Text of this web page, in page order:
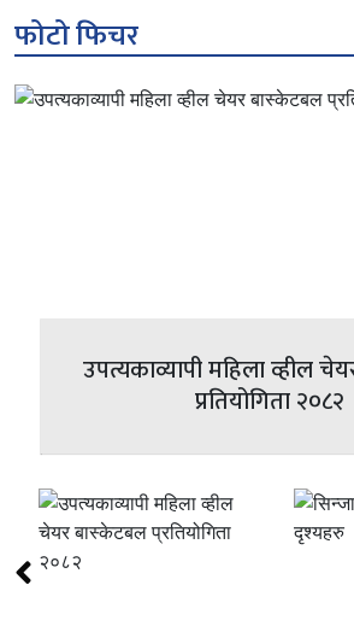
फोटो फिचर
उपत्यकाव्यापी महिला व्हील
प्रतियोगिता २०८२
सिन्जा भ्यालीको
नाडा अटो शोको १६औँ संस्करण :
कुम्भ मेला –तस्बिरहरू
अन्तर्राष्ट्रिय युवा दिवसको
संघ नेपालको रक्तदान कार्यक्रम
मिस माल्टाको टोलीलाई
स्वागत - फाेटाे फिचर
कानमा खुसुक्क मनोकामना
बिन्दवासिनी शिव मन्दिर -
धान राेपाइँ